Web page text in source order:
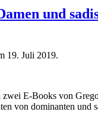
und
19. Juli 2019.
zwei E-Books von
von dominanten und